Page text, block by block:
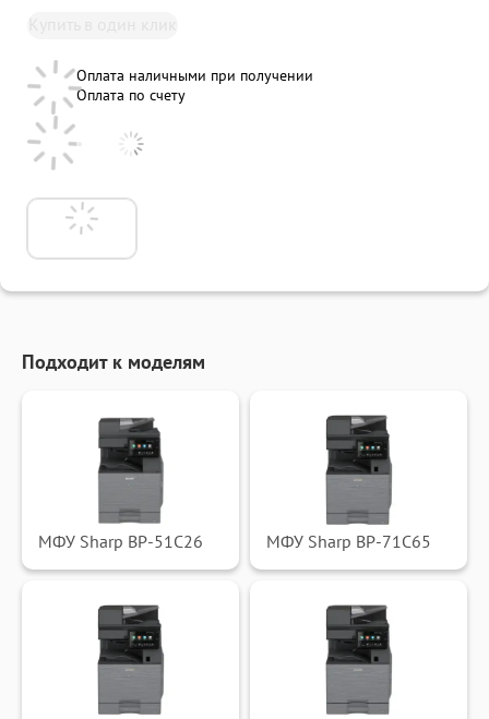
Оплата наличными при получении
Оплата по счету
Подходит к моделям
МФУ Sharp BP-51C26 МФУ Sharp BP-71C65